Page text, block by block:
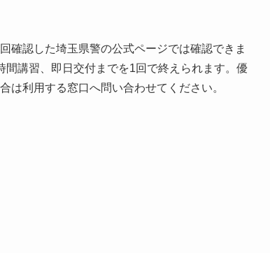
確認した埼玉県警の公式ページでは確認できま
講習、即日交付までを1回で終えられます。優
は利用する窓口へ問い合わせてください。